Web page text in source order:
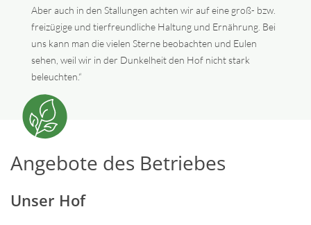
Aber auch in den Stallungen achten wir auf eine groß- bzw.
freizügige und tierfreundliche Haltung und Ernährung. Bei
uns kann man die vielen Sterne beobachten und Eulen
sehen, weil wir in der Dunkelheit den Hof nicht stark
beleuchten.“
Angebote des Betriebes
Unser Hof